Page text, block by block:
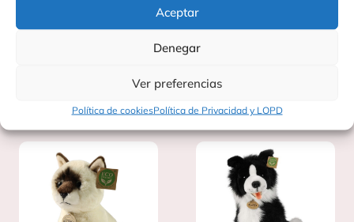
Aceptar
Denegar
Ver preferencias
Política de cookiesPolítica de Privacidad y LOPD
abrazar, jugar y coleccionar, mientras fomentas un consumo
responsable y respetuoso con el medio ambiente.
Productos Relacionados